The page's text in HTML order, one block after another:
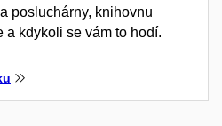
posluchárny, knihovnu
a kdykoli se vám to hodí.